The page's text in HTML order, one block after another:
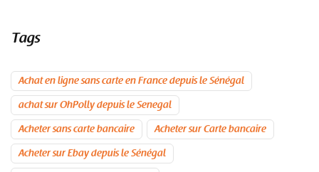
Tags
Achat en ligne sans carte en France depuis le Sénégal
achat sur OhPolly depuis le Senegal
Acheter sans carte bancaire Acheter sur Carte bancaire
Acheter sur Ebay depuis le Sénégal